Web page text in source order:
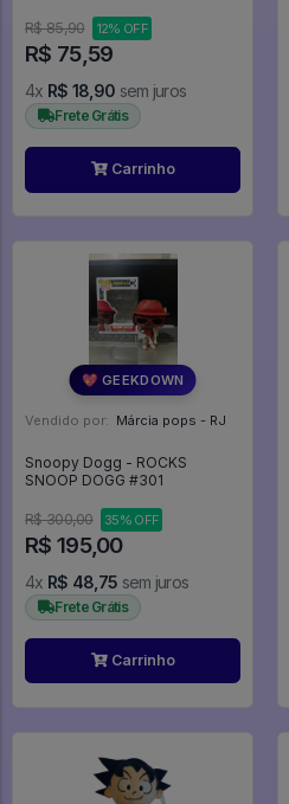
R$ 85,90 12% OFF
R$ 75,59
4x R$ 18,90 sem juros
Frete Grátis
Carrinho
💖 GEEKDOWN
Vendido por: Márcia pops - RJ
Snoopy Dogg - ROCKS
SNOOP DOGG #301
R$ 300,00 35% OFF
R$ 195,00
4x R$ 48,75 sem juros
Frete Grátis
Carrinho